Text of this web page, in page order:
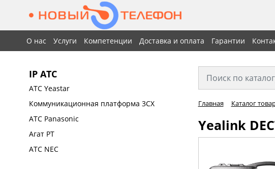
О нас Услуги Компетенции Доставка и оплата Гарантии
IP АТС
АТС Yeastar
Коммуникационная платформа 3CX
АТС Panasonic
Агат РТ
АТС NEC
Главная Каталог
Yealink